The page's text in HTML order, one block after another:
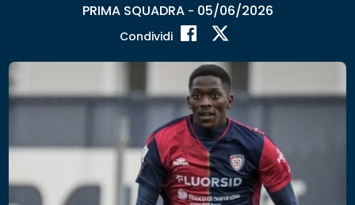
PRIMA SQUADRA - 05/06/2026
Condividi